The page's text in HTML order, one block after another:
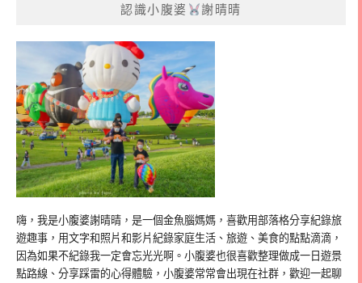
認識小腹婆 謝晴晴
嗨，我是小腹婆謝晴晴，是一個金魚腦媽媽，喜歡用部落格分享紀錄旅
遊趣事，用文字和照片和影片紀錄家庭生活、旅遊、美食的點點滴滴，
因為如果不紀錄我一定會忘光光啊。小腹婆也很喜歡整理做成一日遊景
點路線、分享踩雷的心得體驗，小腹婆常常會出現在社群，歡迎一起聊